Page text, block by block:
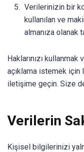
Verilerinizin bir
kullanılan ve
almanıza olanak
Haklarınızı
açıklama istemek
iletişime geçin. Size
Verilerin
Kişisel bilgilerinizi